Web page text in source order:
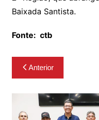
Baixada Santista.
Fonte: ctb
Navegação
de
Post
Anterior